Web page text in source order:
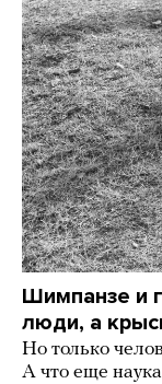
Шимпанзе и
люди, а
Но только
А что еще